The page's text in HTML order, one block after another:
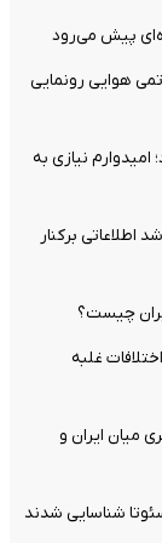
پیش می‌رود
هوایی رونمایی
نیازی به
برکنار
چیست؟
غلبه
میان ایران و
شناسایی شدند